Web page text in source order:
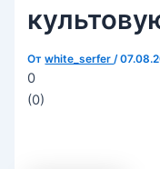
Отwhite_serfer/
0
(0)